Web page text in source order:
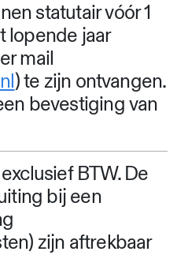
statutair vóór 1
lopende jaar
mail
) te zijn ontvangen.
bevestiging van
BTW. De
bij een
zijn aftrekbaar